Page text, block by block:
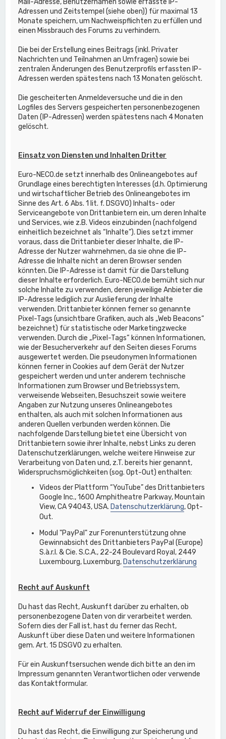
Adressen und Zeitstempel (siehe oben)) für maximal 13
Monate speichern, um Nachweispflichten zu erfüllen und
einen Missbrauch des Forums zu verhindern.
Die bei der Erstellung eines Beitrags (inkl. Privater
Nachrichten und Teilnahmen an Umfragen) sowie bei
zentralen Änderungen des Benutzerprofils erfassten IP-
Adressen werden spätestens nach 13 Monaten gelöscht.
Die gescheiterten Anmeldeversuche und die in den
Logfiles des Servers gespeicherten personenbezogenen
Daten (IP-Adressen) werden spätestens nach 4 Monaten
gelöscht.
Einsatz von Diensten und Inhalten Dritter
Euro-NECO.de setzt innerhalb des Onlineangebotes auf
Grundlage eines berechtigten Interesses (d.h. Optimierung
und wirtschaftlicher Betrieb des Onlineangebotes im
Sinne des Art. 6 Abs. 1 lit. f. DSGVO) Inhalts- oder
Serviceangebote von Drittanbietern ein, um deren Inhalte
und Services, wie z.B. Videos einzubinden (nachfolgend
einheitlich bezeichnet als “Inhalte”). Dies setzt immer
voraus, dass die Drittanbieter dieser Inhalte, die IP-
Adresse der Nutzer wahrnehmen, da sie ohne die IP-
Adresse die Inhalte nicht an deren Browser senden
könnten. Die IP-Adresse ist damit für die Darstellung
dieser Inhalte erforderlich. Euro-NECO.de bemüht sich nur
solche Inhalte zu verwenden, deren jeweilige Anbieter die
IP-Adresse lediglich zur Auslieferung der Inhalte
verwenden. Drittanbieter können ferner so genannte
Pixel-Tags (unsichtbare Grafiken, auch als „Web Beacons“
bezeichnet) für statistische oder Marketingzwecke
verwenden. Durch die „Pixel-Tags“ können Informationen,
wie der Besucherverkehr auf den Seiten dieses Forums
ausgewertet werden. Die pseudonymen Informationen
können ferner in Cookies auf dem Gerät der Nutzer
gespeichert werden und unter anderem technische
Informationen zum Browser und Betriebssystem,
verweisende Webseiten, Besuchszeit sowie weitere
Angaben zur Nutzung unseres Onlineangebotes
enthalten, als auch mit solchen Informationen aus
anderen Quellen verbunden werden können. Die
nachfolgende Darstellung bietet eine Übersicht von
Drittanbietern sowie ihrer Inhalte, nebst Links zu deren
Datenschutzerklärungen, welche weitere Hinweise zur
Verarbeitung von Daten und, z.T. bereits hier genannt,
Widerspruchsmöglichkeiten (sog. Opt-Out) enthalten:
Videos der Plattform “YouTube” des Drittanbieters
Google Inc., 1600 Amphitheatre Parkway, Mountain
View, CA 94043, USA. Datenschutzerklärung, Opt-
Out.
Modul "PayPal" zur Forenunterstützung ohne
Gewinnabsicht des Drittanbieters PayPal (Europe)
S.à.r.l. & Cie. S.C.A., 22-24 Boulevard Royal, 2449
Luxembourg, Luxemburg, Datenschutzerklärung
Recht auf Auskunft
Du hast das Recht, Auskunft darüber zu erhalten, ob
personenbezogene Daten von dir verarbeitet werden.
Sofern dies der Fall ist, hast du ferner das Recht,
Auskunft über diese Daten und weitere Informationen
gem. Art. 15 DSGVO zu erhalten.
Für ein Auskunftsersuchen wende dich bitte an den im
Impressum genannten Verantwortlichen oder verwende
das Kontaktformular.
Recht auf Widerruf der Einwilligung
Du hast das Recht, die Einwilligung zur Speicherung und